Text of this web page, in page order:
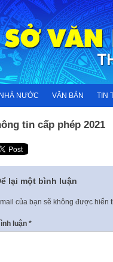
NƯỚC VĂN BẢN TIN
tin cấp phép 2021
lại một bình luận
của bạn sẽ không được hiển
luận *